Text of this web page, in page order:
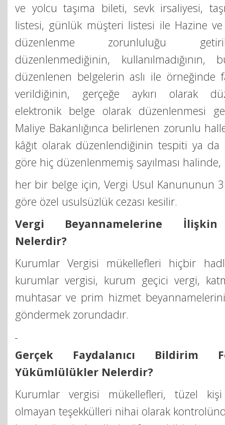
ve yolcu taşıma bileti, sevk irsaliyesi,
listesi, günlük müşteri listesi ile Hazine ve
düzenlenme zorunluluğu
düzenlenmediğinin, kullanılmadığının,
düzenlenen belgelerin aslı ile örneğinde
verildiğinin, gerçeğe aykırı olarak
elektronik belge olarak düzenlenmesi
Maliye Bakanlığınca belirlenen zorunlu
kâğıt olarak düzenlendiğinin tespiti ya da
göre hiç düzenlenmemiş sayılması halinde,
her bir belge için, Vergi Usul Kanununun
göre özel usulsüzlük cezası kesilir.
Vergi Beyannamelerine İlişkin
Nelerdir?
Kurumlar Vergisi mükellefleri hiçbir hadle
kurumlar vergisi, kurum geçici vergi,
muhtasar ve prim hizmet
göndermek zorundadır.
Gerçek Faydalanıcı Bildirim
Yükümlülükler Nelerdir?
Kurumlar vergisi mükellefleri, tüzel
olmayan teşekkülleri nihai olarak